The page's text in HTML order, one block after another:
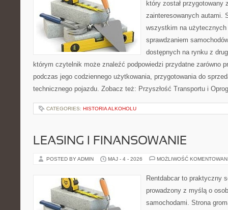
który został przygotowany
zainteresowanych autami.
wszystkim na
sprawdzaniem
dostępnych na rynku z
którym czytelnik może znaleźć podpowiedzi przydatne zarówno
podczas jego codziennego użytkowania, przygotowania do
technicznego pojazdu. Zobacz też: Przyszłość Transportu i
CATEGORIES: HISTORIA ALKOHOLU
LEASING I FINANSOWANIE
POSTED BY ADMIN MAJ - 4 - 2026 MOŻLIWOŚĆ
Rentdabcar to praktyczny
prowadzony z myślą o
samochodami. Strona